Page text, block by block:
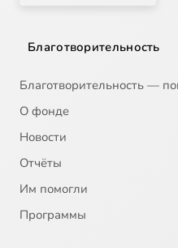
Благотворительность
Благотворительность —
О фонде
Новости
Отчёты
Им помогли
Программы